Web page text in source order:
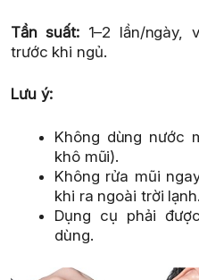
Tần suất:1–2 lần/ngày,
trước khi ngủ.
Lưu ý:
Không dùng nước
khô mũi).
Không rửa mũi
khi ra ngoài trời lạnh.
Dụng cụ phải
dùng.